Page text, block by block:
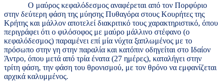
Ο μαύρος κεφαλόδεσμος αναφέρεται από τον Πορφύριο
στην δεύτερη φάση της μύησης Πυθαγόρα στους Κουρήτες της
Κρήτης και μάλλον αποτελεί διακριτικό τους χαρακτηριστικό, όπου
περιγράφει ότι ο φιλόσοφος με μαύρο μάλλινο στέφανο (ο
κεφαλόδεσμος) παραμένει επί μία νύχτα ξαπλωμένος με το
πρόσωπο στην γη στην παραλία και κατόπιν οδηγείται στο Ιδαίον
Άντρο, όπου μετά από τρία ένατα (27 ημέρες), καταλήγει στην
τρίτη φάση, την φάση του θρονισμού, με τον θρόνο να εμφανίζεται
αρχικά καλυμμένος.